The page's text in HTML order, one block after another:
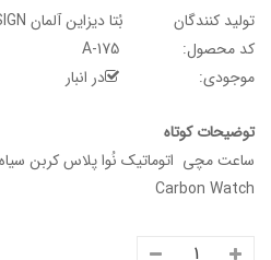
تولید کنندگان
بُتا دیزاین آلمان BOTTA DESIGN
کد محصول:
موجودی:
در انبار
توضیحات کوتاه
Carbon Watch